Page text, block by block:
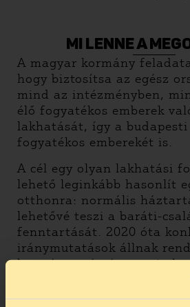
MI LENNE A
A magyar kormány
hogy biztosítsa az egész
mind az intézményben,
élő fogyatékos emberek
lakhatását, így a budapesti
fogyatékos emberekét is.
A cél egy olyan lakhatási
lehető leginkább hasonlít
otthonra: normális
lehetővé teszi a baráti-
fenntartását. 2020 óta
iránymutatások állnak
kormány számára, ami
magyar költségvetési
létesíthetne támogatott